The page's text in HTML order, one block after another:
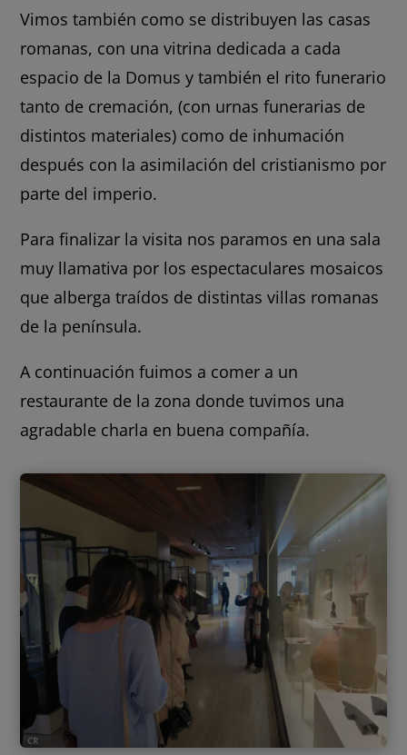
Vimos también como se distribuyen las casas
romanas, con una vitrina dedicada a cada
espacio de la Domus y también el rito funerario
tanto de cremación, (con urnas funerarias de
distintos materiales) como de inhumación
después con la asimilación del cristianismo por
parte del imperio.
Para finalizar la visita nos paramos en una sala
muy llamativa por los espectaculares mosaicos
que alberga traídos de distintas villas romanas
de la península.
A continuación fuimos a comer a un
restaurante de la zona donde tuvimos una
agradable charla en buena compañía.